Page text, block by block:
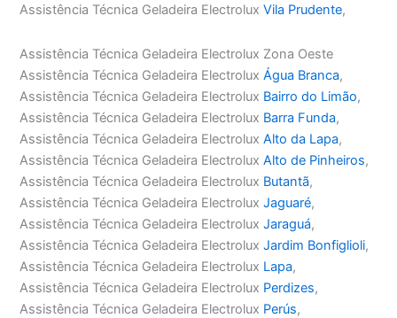
Assistência Técnica Geladeira ElectroluxVila Prudente,
Assistência Técnica Geladeira Electrolux Zona Oeste
Assistência Técnica Geladeira ElectroluxÁgua Branca,
Assistência Técnica Geladeira Electrolux Bairro do Limão,
Assistência Técnica Geladeira Electrolux Barra Funda,
Assistência Técnica Geladeira ElectroluxAlto da Lapa,
Assistência Técnica Geladeira ElectroluxAlto de Pinheiros,
Assistência Técnica Geladeira Electrolux Butantã,
Assistência Técnica Geladeira ElectroluxJaguaré,
Assistência Técnica Geladeira ElectroluxJaraguá,
Assistência Técnica Geladeira ElectroluxJardim Bonfiglioli,
Assistência Técnica Geladeira Electrolux Lapa,
Assistência Técnica Geladeira Electrolux Perdizes,
Assistência Técnica Geladeira Electrolux Perús,